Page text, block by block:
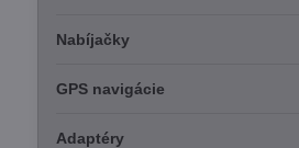
Nabíjačky
GPS navigácie
Adaptéry